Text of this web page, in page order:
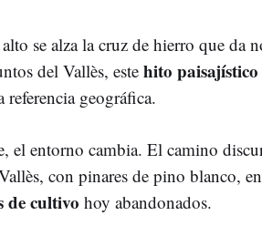
se alza la cruz de hierro que da
del Vallès, este hito paisajístico
geográfica.
el entorno cambia. El camino
con pinares de pino blanco,
de cultivo hoy abandonados.